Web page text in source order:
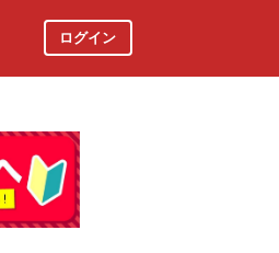
ログイン